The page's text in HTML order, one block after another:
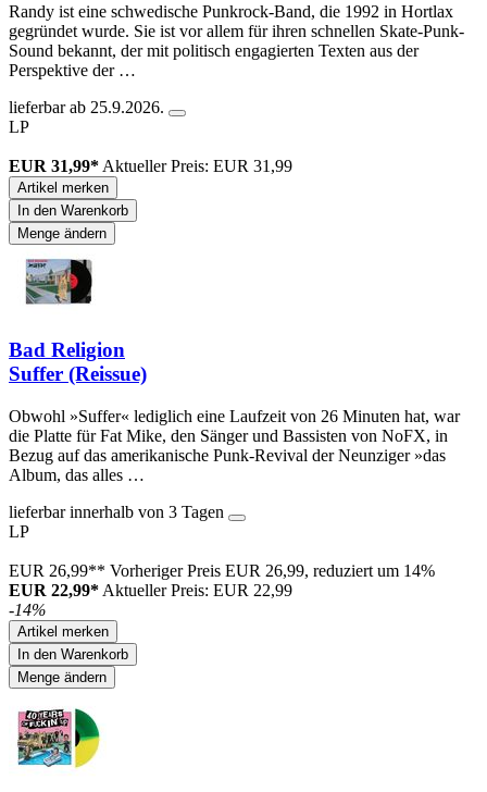
Randy ist eine schwedische Punkrock-Band, die 1992 in Hortlax
gegründet wurde. Sie ist vor allem für ihren schnellen Skate-Punk-
Sound bekannt, der mit politisch engagierten Texten aus der
Perspektive der …
lieferbar ab 25.9.2026.
LP
EUR 31,99* Aktueller Preis: EUR 31,99
Artikel merken
In den Warenkorb
Menge ändern
Bad Religion
Suffer (Reissue)
Obwohl »Suffer« lediglich eine Laufzeit von 26 Minuten hat, war
die Platte für Fat Mike, den Sänger und Bassisten von NoFX, in
Bezug auf das amerikanische Punk-Revival der Neunziger »das
Album, das alles …
lieferbar innerhalb von 3 Tagen
LP
EUR 26,99** Vorheriger Preis EUR 26,99, reduziert um 14%
EUR 22,99* Aktueller Preis: EUR 22,99
-14%
Artikel merken
In den Warenkorb
Menge ändern